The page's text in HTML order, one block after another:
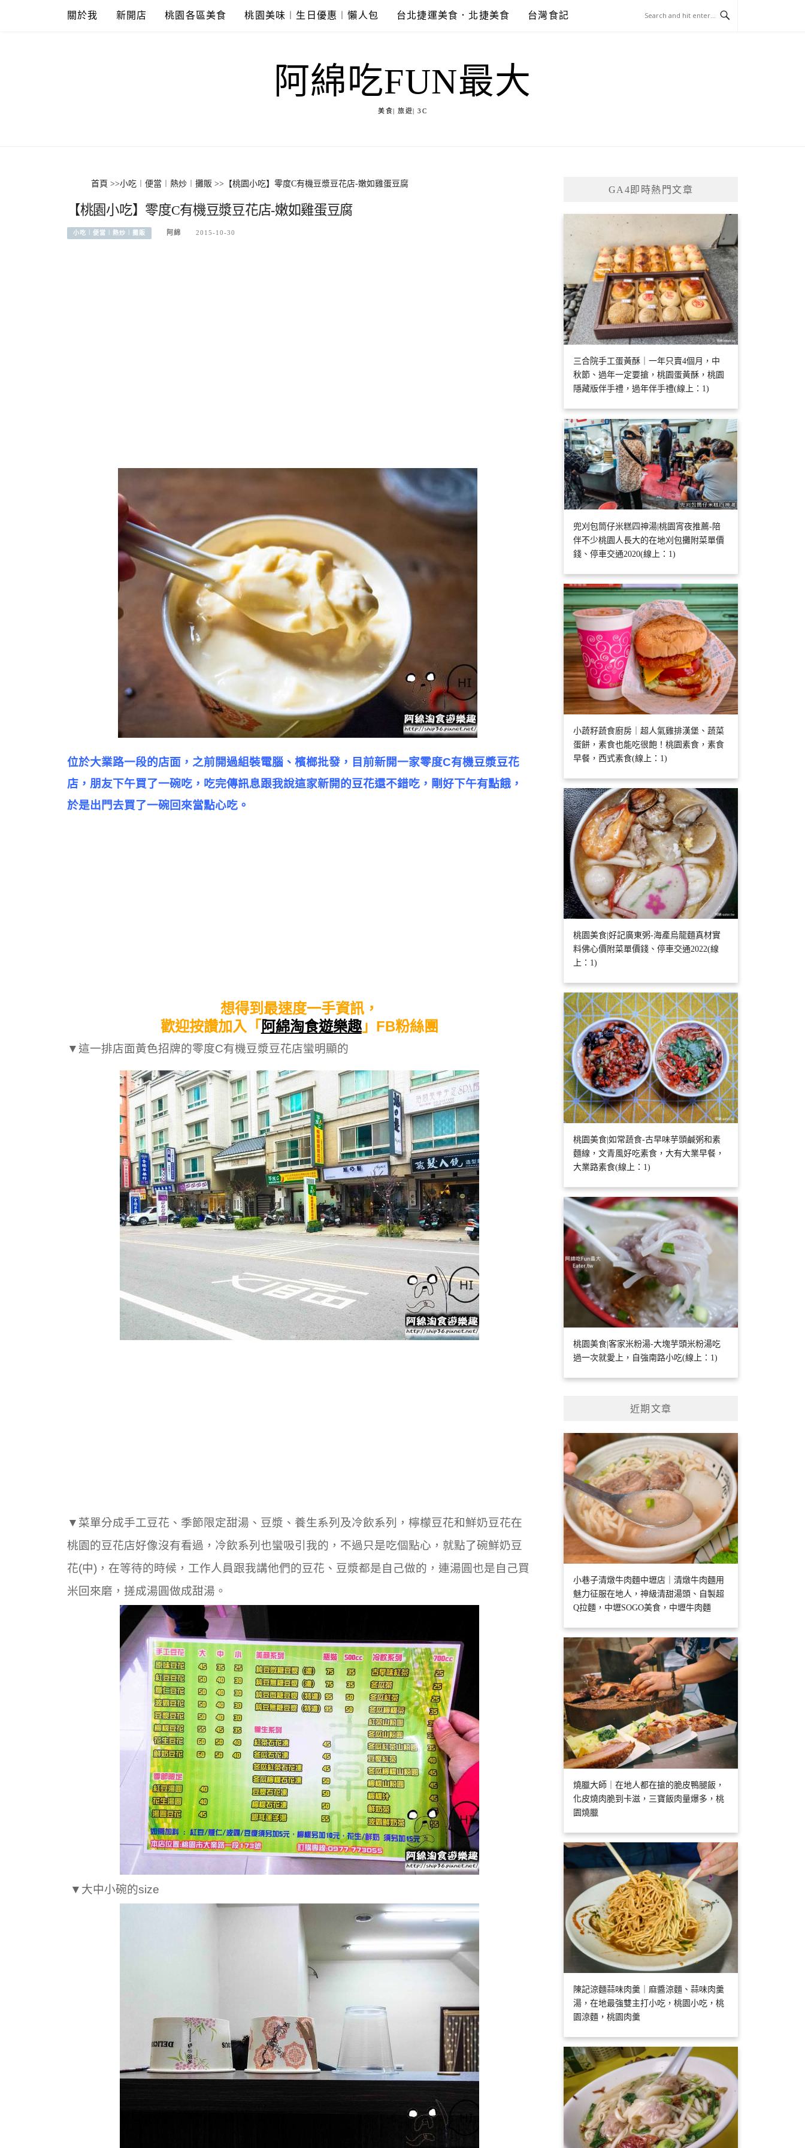
關於我 新開店 桃園各區美食 桃園美味︱生日優惠︱懶人包 台北捷運美食．北捷美食 台灣食記
阿綿吃FUN最大
美食| 旅遊| 3C
首頁 >>小吃︱便當︱熱炒︱攤販 >> 【桃園小吃】零度C有機豆漿豆花店-嫩如雞蛋豆腐
【桃園小吃】零度C有機豆漿豆花店-嫩如雞蛋豆腐
小吃︱便當︱熱炒︱攤販 阿綿 2015-10-30
位於大業路一段的店面，之前開過組裝電腦、檳榔批發，目前新開一家零度C有機豆漿豆花
店，朋友下午買了一碗吃，吃完傳訊息跟我說這家新開的豆花還不錯吃，剛好下午有點餓，
於是出門去買了一碗回來當點心吃。
想得到最速度一手資訊，
歡迎按讚加入「 阿綿淘食遊樂趣」FB粉絲團
▼這一排店面黃色招牌的零度C有機豆漿豆花店蠻明顯的
▼菜單分成手工豆花、季節限定甜湯、豆漿、養生系列及冷飲系列，檸檬豆花和鮮奶豆花在
桃園的豆花店好像沒有看過 ，冷飲系列也蠻吸引我的，不過只是吃個點心，就點了碗鮮奶豆
花(中)，在等待的時候，工作人員跟我講他們的豆花、豆漿都是自己做的，連湯圓也是自己買
米回來磨，搓成湯圓做成甜湯。
▼大中小碗的size
GA4即時熱門文章
三合院手工蛋黃酥｜一年只賣4個月，中
秋節、過年一定要搶，桃園蛋黃酥，桃園
隱藏版伴手禮，過年伴手禮(線上：1)
兜刈包筒仔米糕四神湯|桃園宵夜推薦-陪
伴不少桃園人長大的在地刈包攤附菜單價
錢、停車交通2020(線上：1)
小蔬籽蔬食廚房｜超人氣雞排漢堡、蔬菜
蛋餅，素食也能吃很飽！桃園素食，素食
早餐，西式素食(線上：1)
桃園美食|好記廣東粥-海產烏龍麵真材實
料佛心價附菜單價錢、停車交通2022(線
上：1)
桃園美食|如常蔬食-古早味芋頭鹹粥和素
麵線，文青風好吃素食，大有大業早餐，
大業路素食(線上：1)
桃園美食|客家米粉湯-大塊芋頭米粉湯吃
過一次就愛上，自強南路小吃(線上：1)
近期文章
小巷子清燉牛肉麵中壢店｜清燉牛肉麵用
魅力征服在地人，神級清甜湯頭、自製超
Q拉麵，中壢SOGO美食，中壢牛肉麵
燒臘大師｜在地人都在搶的脆皮鴨腿飯，
化皮燒肉脆到卡滋，三寶飯肉量爆多，桃
園燒臘
陳記涼麵蒜味肉羹｜麻醬涼麵、蒜味肉羹
湯，在地最強雙主打小吃，桃園小吃，桃
園涼麵，桃園肉羹